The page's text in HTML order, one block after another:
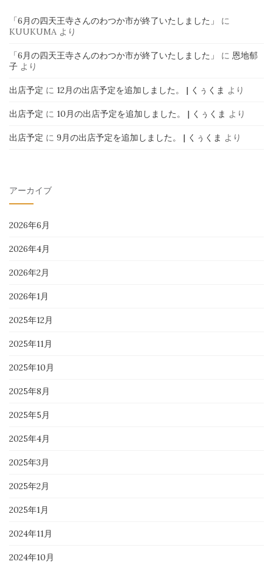
「6月の四天王寺さんのわつか市が終了いたしました」
に
KUUKUMA より
「6月の四天王寺さんのわつか市が終了いたしました」 に 恩地郁
子 より
出店予定 に 12月の出店予定を追加しました。 | くぅくま より
出店予定 に 10月の出店予定を追加しました。 | くぅくま より
出店予定 に 9月の出店予定を追加しました。 | くぅくま より
アーカイブ
2026年6月
2026年4月
2026年2月
2026年1月
2025年12月
2025年11月
2025年10月
2025年8月
2025年5月
2025年4月
2025年3月
2025年2月
2025年1月
2024年11月
2024年10月